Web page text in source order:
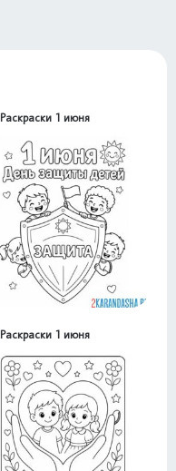
Раскраски 1 июня
Раскраски 1 июня